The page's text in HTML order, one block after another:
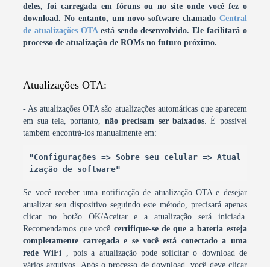
deles, foi carregada em fóruns ou no site onde você fez o
download. No entanto, um novo software chamado Central
de atualizações OTAestá sendo desenvolvido. Ele facilitará o
processo de atualização de ROMs no futuro próximo.
Atualizações OTA:
- As atualizações OTA são atualizações automáticas que aparecem
em sua tela, portanto, não precisam ser baixados. É possível
também encontrá-los manualmente em:
"Configurações => Sobre seu celular => Atual
ização de software"
Se você receber uma notificação de atualização OTA e desejar
atualizar seu dispositivo seguindo este método, precisará apenas
clicar no botão OK/Aceitar e a atualização será iniciada.
Recomendamos que você certifique-se de que a bateria esteja
completamente carregada e se você está conectado a uma
rede WiFi , pois a atualização pode solicitar o download de
vários arquivos. Após o processo de download, você deve clicar